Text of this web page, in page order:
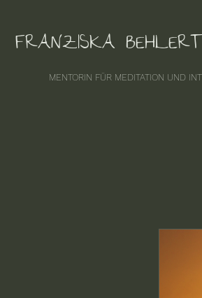
FRANZISKA
MENTORIN FÜR MEDITATION UND